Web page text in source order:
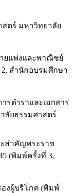
ตร์ มหาวิทยาลัย
ยแพ่งและพาณิชย์
สำนักอบรมศึกษา
รตำราและเอกสาร
ลัยธรรมศาสตร์
สำคัญพระราช
(พิมพ์ครั้งที่ 3,
งผู้บริโภค (พิมพ์